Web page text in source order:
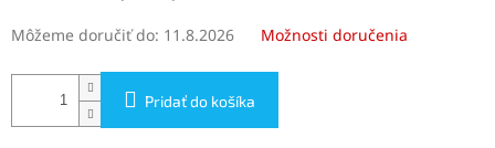
Môžeme doručiť do: 11.8.2026 Možnosti doručenia
Pridať do košíka